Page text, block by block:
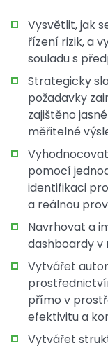
Vysvětlit, jak
řízení rizik, a
souladu s
Strategicky
požadavky
zajištěno
měřitelné
pomocí
identifikaci
a reálnou
Navrhovat a
dashboardy v
Vytvářet
přímo v
efektivitu a
Vytvářet